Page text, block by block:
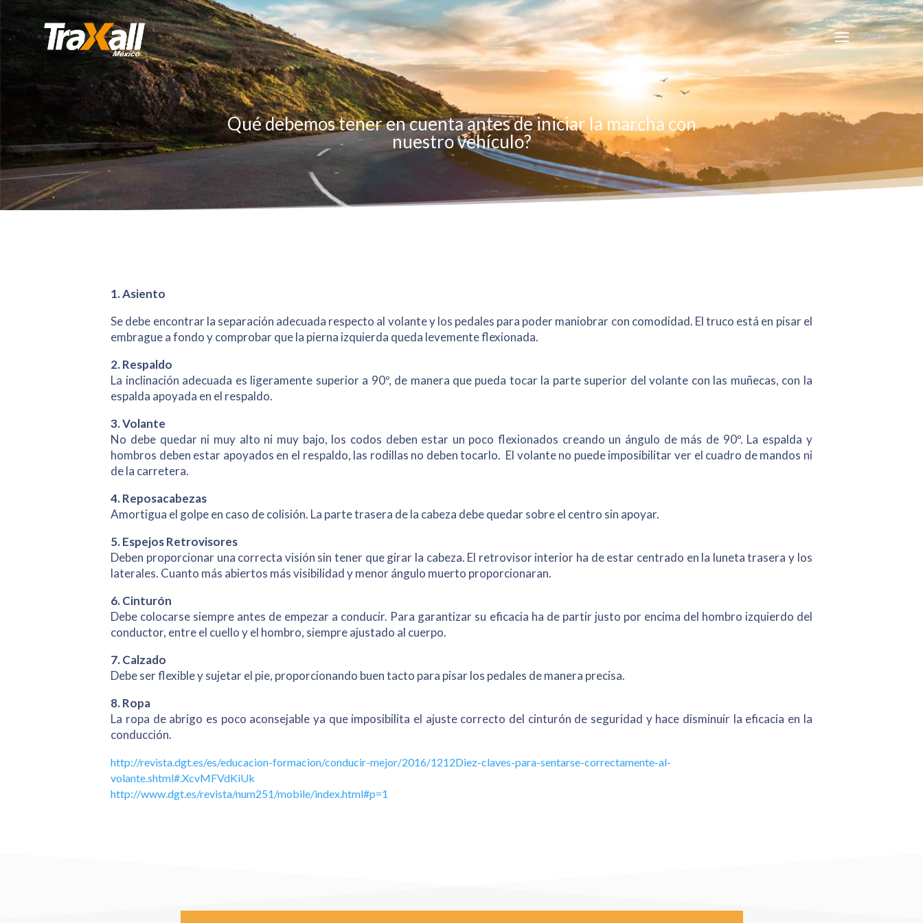
Qué debemos tener en cuenta antes de iniciar la marcha con
nuestro vehículo?
1. Asiento
Se debe encontrar la separación adecuada respecto al volante y los pedales para poder maniobrar con comodidad. El truco está en pisar el
embrague a fondo y comprobar que la pierna izquierda queda levemente flexionada.
2. Respaldo
La inclinación adecuada es ligeramente superior a 90º, de manera que pueda tocar la parte superior del volante con las muñecas, con la
espalda apoyada en el respaldo.
3. Volante
No debe quedar ni muy alto ni muy bajo, los codos deben estar un poco flexionados creando un ángulo de más de 90º. La espalda y
hombros deben estar apoyados en el respaldo, las rodillas no deben tocarlo. El volante no puede imposibilitar ver el cuadro de mandos ni
de la carretera.
4. Reposacabezas
Amortigua el golpe en caso de colisión. La parte trasera de la cabeza debe quedar sobre el centro sin apoyar.
5. Espejos Retrovisores
Deben proporcionar una correcta visión sin tener que girar la cabeza. El retrovisor interior ha de estar centrado en la luneta trasera y los
laterales. Cuanto más abiertos más visibilidad y menor ángulo muerto proporcionaran.
6. Cinturón
Debe colocarse siempre antes de empezar a conducir. Para garantizar su eficacia ha de partir justo por encima del hombro izquierdo del
conductor, entre el cuello y el hombro, siempre ajustado al cuerpo.
7. Calzado
Debe ser flexible y sujetar el pie, proporcionando buen tacto para pisar los pedales de manera precisa.
8. Ropa
La ropa de abrigo es poco aconsejable ya que imposibilita el ajuste correcto del cinturón de seguridad y hace disminuir la eficacia en la
conducción.
http://revista.dgt.es/es/educacion-formacion/conducir-mejor/2016/1212Diez-claves-para-sentarse-correctamente-al-
volante.shtml#.XcvMFVdKiUk
http://www.dgt.es/revista/num251/mobile/index.html#p=1